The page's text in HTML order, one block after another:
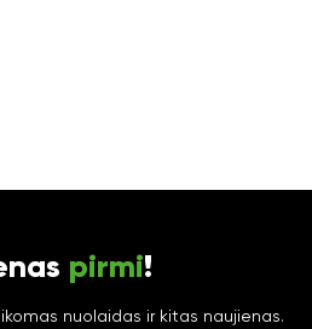
pirmi!
nuolaidas ir kitas naujienas.